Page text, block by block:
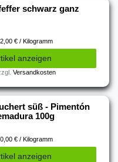
schwarz ganz
€ / Kilogramm
anzeigen
Versandkosten
süß - Pimentón
100g
€ / Kilogramm
anzeigen